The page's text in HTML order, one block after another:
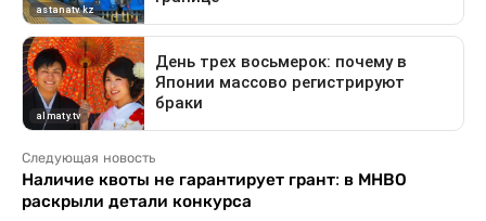
Следующая новость
Наличие квоты не гарантирует грант: в МНВО
раскрыли детали конкурса